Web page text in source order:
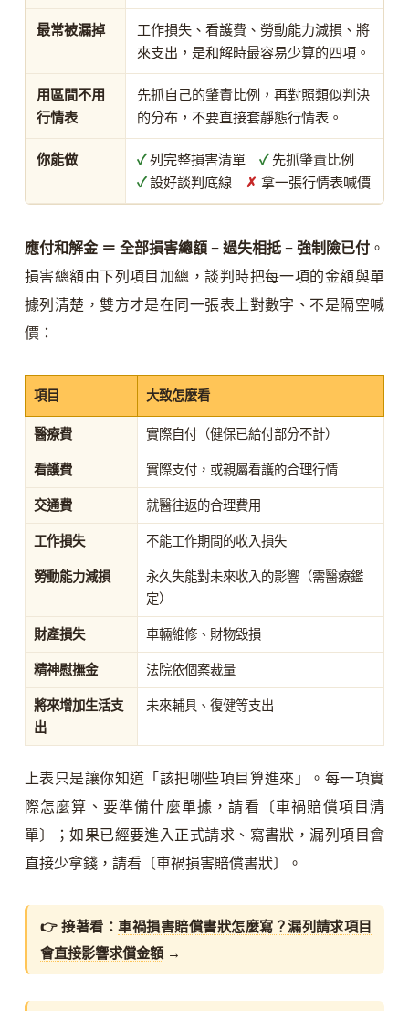
最常被漏掉
工作損失、看護費、勞動能力減損、將
來支出，是和解時最容易少算的四項。
用區間不用
行情表
先抓自己的肇責比例，再對照類似判決
的分布，不要直接套靜態行情表。
你能做 ✓列完整損害清單✓先抓肇責比例
✓設好談判底線 ✗ 拿一張行情表喊價
應付和解金 ＝ 全部損害總額 − 過失相抵 − 強制險已付 。
損害總額由下列項目加總，談判時把每一項的金額與單
據列清楚，雙方才是在同一張表上對數字、不是隔空喊
價：
項目 大致怎麼看
醫療費 實際自付（健保已給付部分不計）
看護費 實際支付，或親屬看護的合理行情
交通費 就醫往返的合理費用
工作損失 不能工作期間的收入損失
勞動能力減損
永久失能對未來收入的影響（需醫療鑑
定）
財產損失 車輛維修、財物毀損
精神慰撫金 法院依個案裁量
將來增加生活支
出
未來輔具、復健等支出
上表只是讓你知道「該把哪些項目算進來」。每一項實
際怎麼算、要準備什麼單據，請看〔車禍賠償項目清
單〕；如果已經要進入正式請求、寫書狀，漏列項目會
直接少拿錢，請看〔車禍損害賠償書狀〕。
👉 接著看：車禍損害賠償書狀怎麼寫？漏列請求項目
會直接影響求償金額→